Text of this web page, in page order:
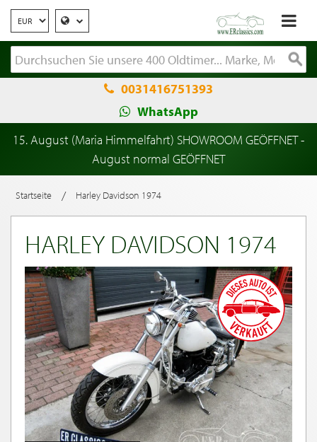
0031416751393
WhatsApp
15. August (Maria Himmelfahrt) SHOWROOM GEÖFFNET -
August normal GEÖFFNET
Startseite / Harley Davidson 1974
HARLEY DAVIDSON 1974